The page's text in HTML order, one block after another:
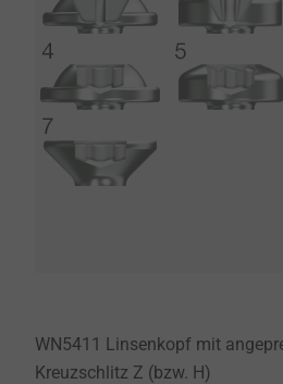
WN5411 Linsenkopf mit
Kreuzschlitz Z (bzw. H)